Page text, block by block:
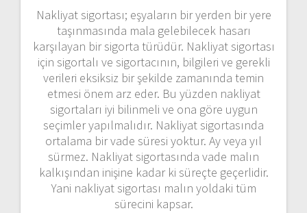
Nakliyat sigortası; eşyaların bir yerden bir yere
taşınmasında mala gelebilecek hasarı
karşılayan bir sigorta türüdür. Nakliyat sigortası
için sigortalı ve sigortacının, bilgileri ve gerekli
verileri eksiksiz bir şekilde zamanında temin
etmesi önem arz eder. Bu yüzden nakliyat
sigortaları iyi bilinmeli ve ona göre uygun
seçimler yapılmalıdır. Nakliyat sigortasında
ortalama bir vade süresi yoktur. Ay veya yıl
sürmez. Nakliyat sigortasında vade malın
kalkışından inişine kadar ki süreçte geçerlidir.
Yani nakliyat sigortası malın yoldaki tüm
sürecini kapsar.